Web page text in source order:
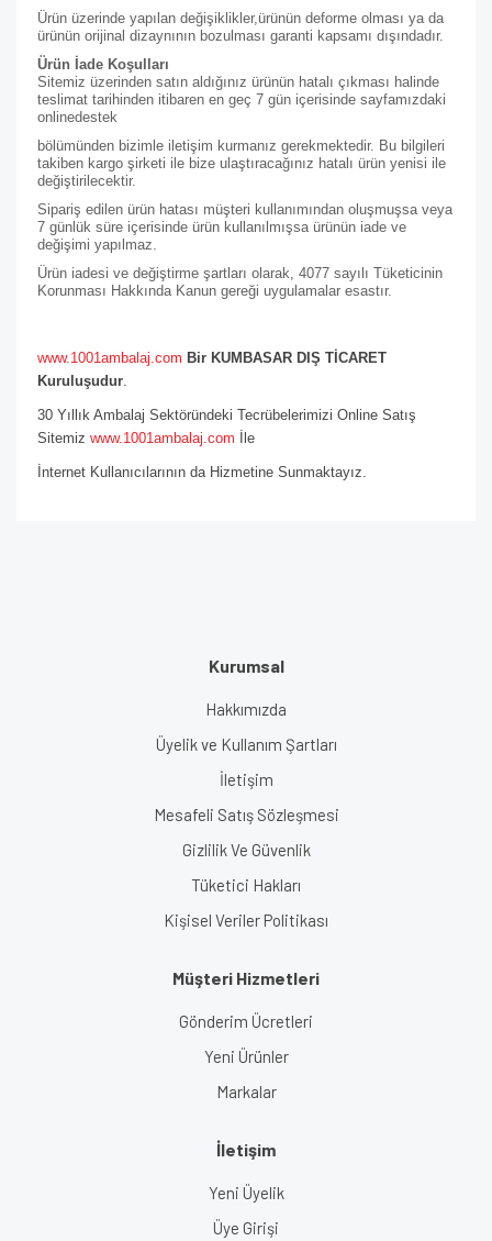
Ürün üzerinde yapılan değişiklikler,ürünün deforme olması ya da
ürünün orijinal dizaynının bozulması garanti kapsamı dışındadır.
Ürün İade Koşulları
Sitemiz üzerinden satın aldığınız ürünün hatalı çıkması halinde
teslimat tarihinden itibaren en geç 7 gün içerisinde sayfamızdaki
onlinedestek
bölümünden bizimle iletişim kurmanız gerekmektedir. Bu bilgileri
takiben kargo şirketi ile bize ulaştıracağınız hatalı ürün yenisi ile
değiştirilecektir.
Sipariş edilen ürün hatası müşteri kullanımından oluşmuşsa veya
7 günlük süre içerisinde ürün kullanılmışsa ürünün iade ve
değişimi yapılmaz.
Ürün iadesi ve değiştirme şartları olarak, 4077 sayılı Tüketicinin
Korunması Hakkında Kanun gereği uygulamalar esastır.
www.1001ambalaj.com Bir KUMBASAR DIŞ TİCARET
Kuruluşudur.
30 Yıllık Ambalaj Sektöründeki Tecrübelerimizi Online Satış
Sitemiz www.1001ambalaj.com İle
İnternet Kullanıcılarının da Hizmetine Sunmaktayız.
Kurumsal
Hakkımızda
Üyelik ve Kullanım Şartları
İletişim
Mesafeli Satış Sözleşmesi
Gizlilik Ve Güvenlik
Tüketici Hakları
Kişisel Veriler Politikası
Müşteri Hizmetleri
Gönderim Ücretleri
Yeni Ürünler
Markalar
İletişim
Yeni Üyelik
Üye Girişi